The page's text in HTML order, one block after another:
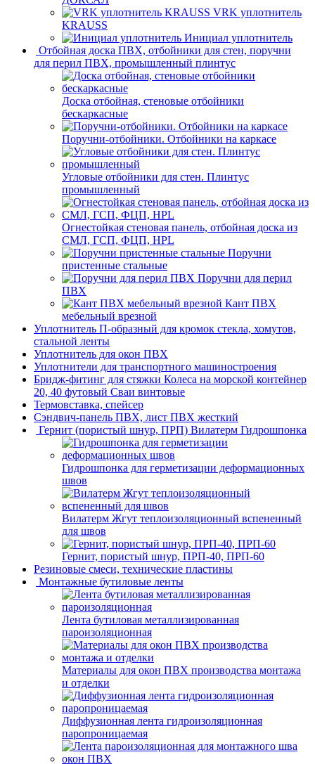
VRK уплотнитель
KRAUSS
Инициал уплотнитель
Отбойная доска ПВХ, отбойники для стен, поручни
для перил ПВХ, промышленный плинтус
Доска отбойная, стеновые отбойники
бескаркасные
Поручни-отбойники. Отбойники на каркасе
Угловые отбойники для стен. Плинтус
промышленный
Огнестойкая стеновая панель, отбойная доска из
СМЛ, ГСП, ФЦП, HPL
Поручни
пристенные стальные
Поручни для перил
ПВХ
Кант ПВХ
мебельный врезной
Уплотнитель П-образный для кромок стекла, хомутов,
стальной ленты
Уплотнитель для окон ПВХ
Уплотнители для транспортного машиностроения
Бридж-фитинг для стяжки Колеса на морской контейнер
20, 40 футовый Сваи винтовые
Термовставка, спейсер
Сэндвич-панель ПВХ, лист ПВХ жесткий
Гернит (пористый шнур, ПРП) Вилатерм Гидрошпонка
Гидрошпонка для герметизации деформационных
швов
Вилатерм Жгут теплоизоляционный вспененный
для швов
Гернит, пористый шнур, ПРП-40, ПРП-60
Резиновые смеси, технические пластины
Монтажные бутиловые ленты
Лента бутиловая металлизированная
пароизоляционная
Материалы для окон ПВХ производства монтажа
и отделки
Диффузионная лента гидроизоляционная
паропроницаемая